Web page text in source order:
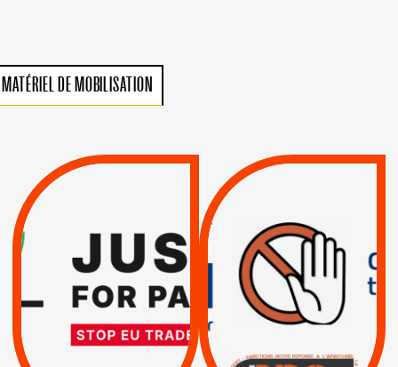
MATÉRIEL DE MOBILISATION
VIOLATIONS DES
SUSPENSION
TOTALE DE
L’ACCORD
D’ASSOCIATION UE-
ISRAËL
RESPECT DU DROIT
INTERNATIONAL ?
TRUMP, MACRON :
MÊME COMBAT
| Actus |
| Boycott militaire |